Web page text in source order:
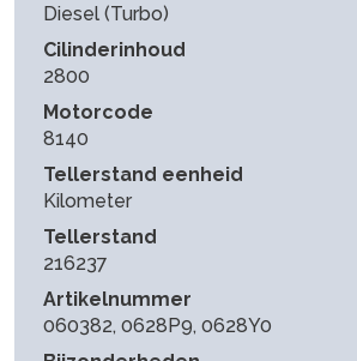
Diesel (Turbo)
Cilinderinhoud
2800
Motorcode
8140
Tellerstand eenheid
Kilometer
Tellerstand
216237
Artikelnummer
060382, 0628P9, 0628Y0